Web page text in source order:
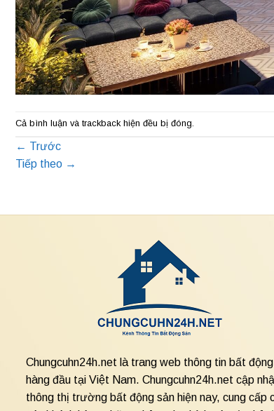
Cả bình luận và trackback hiện đều bị đóng.
← Trước
Tiếp theo →
Chungcuhn24h.net là trang web thông tin bất
hàng đầu tại Việt Nam. Chungcuhn24h.net cập
thông thị trường bất động sản hiện nay, cung cấp